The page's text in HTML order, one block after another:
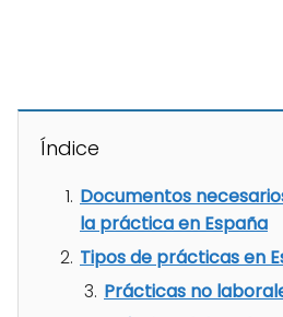
Índice
Documentos
la práctica en España
Tipos de prácticas en
Prácticas no